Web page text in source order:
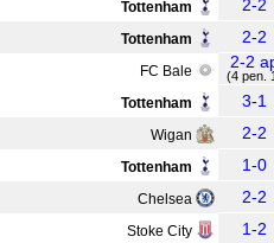
Tottenham 2-2
Tottenham 2-2
FC Bale 2-2
(4 pen.
Tottenham 3-1
Wigan 2-2
Tottenham 1-0
Chelsea 2-2
Stoke City 1-2